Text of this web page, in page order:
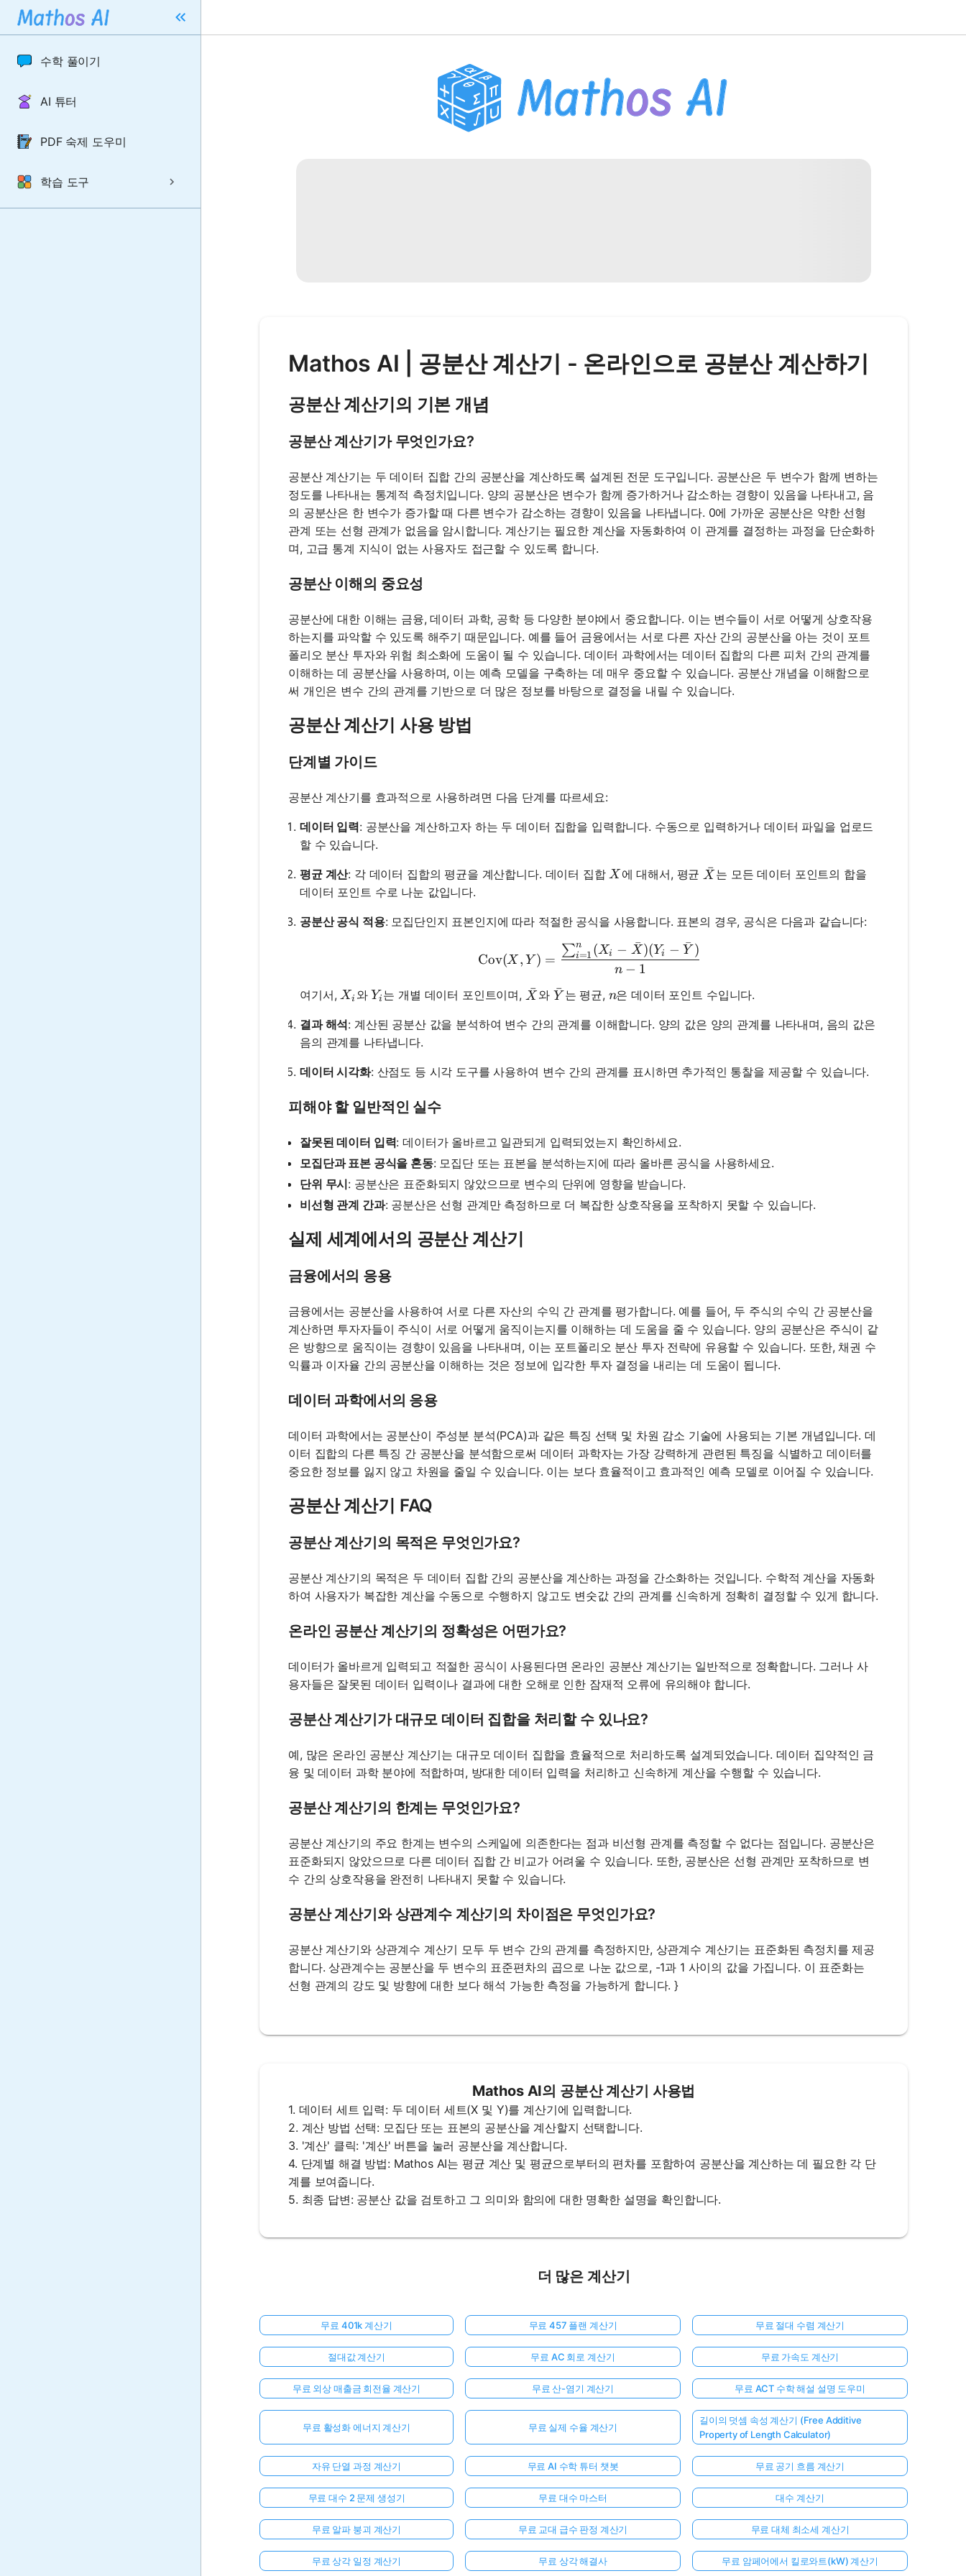
수학 풀이기
AI 튜터
PDF 숙제 도우미
학습 도구
Mathos AI | 공분산 계산기 - 온라인으로 공분산 계산하기
공분산 계산기의 기본 개념
공분산 계산기가 무엇인가요?
공분산 계산기는 두 데이터 집합 간의 공분산을 계산하도록 설계된 전문 도구입니다. 공분산은 두 변수가 함께 변하는
정도를 나타내는 통계적 측정치입니다. 양의 공분산은 변수가 함께 증가하거나 감소하는 경향이 있음을 나타내고, 음
의 공분산은 한 변수가 증가할 때 다른 변수가 감소하는 경향이 있음을 나타냅니다. 0에 가까운 공분산은 약한 선형
관계 또는 선형 관계가 없음을 암시합니다. 계산기는 필요한 계산을 자동화하여 이 관계를 결정하는 과정을 단순화하
며, 고급 통계 지식이 없는 사용자도 접근할 수 있도록 합니다.
공분산 이해의 중요성
공분산에 대한 이해는 금융, 데이터 과학, 공학 등 다양한 분야에서 중요합니다. 이는 변수들이 서로 어떻게 상호작용
하는지를 파악할 수 있도록 해주기 때문입니다. 예를 들어 금융에서는 서로 다른 자산 간의 공분산을 아는 것이 포트
폴리오 분산 투자와 위험 최소화에 도움이 될 수 있습니다. 데이터 과학에서는 데이터 집합의 다른 피처 간의 관계를
이해하는 데 공분산을 사용하며, 이는 예측 모델을 구축하는 데 매우 중요할 수 있습니다. 공분산 개념을 이해함으로
써 개인은 변수 간의 관계를 기반으로 더 많은 정보를 바탕으로 결정을 내릴 수 있습니다.
공분산 계산기 사용 방법
단계별 가이드
공분산 계산기를 효과적으로 사용하려면 다음 단계를 따르세요:
데이터 입력: 공분산을 계산하고자 하는 두 데이터 집합을 입력합니다. 수동으로 입력하거나 데이터 파일을 업로드
할 수 있습니다.
평균 계산: 각 데이터 집합의 평균을 계산합니다. 데이터 집합 X
X 에 대해서, 평균 \bar{X}
X
ˉ는 모든 데이터 포인트의 합을
데이터 포인트 수로 나눈 값입니다.
공분산 공식 적용: 모집단인지 표본인지에 따라 적절한 공식을 사용합니다. 표본의 경우, 공식은 다음과 같습니다:
\text{Cov}(X, Y) = \frac{\sum_{i=1}^{n} (X_i -
Cov(X , Y ) =
n − 1
∑i=1
n (Xi − X
ˉ)(Yi − Y
ˉ)
여기서, X_i
Xi 와Y_i
Yi 는 개별 데이터 포인트이며, \bar{X}
X
ˉ와 \bar{Y}
Y
ˉ 는 평균, n
n은 데이터 포인트 수입니다.
결과 해석: 계산된 공분산 값을 분석하여 변수 간의 관계를 이해합니다. 양의 값은 양의 관계를 나타내며, 음의 값은
음의 관계를 나타냅니다.
데이터 시각화: 산점도 등 시각 도구를 사용하여 변수 간의 관계를 표시하면 추가적인 통찰을 제공할 수 있습니다.
피해야 할 일반적인 실수
잘못된 데이터 입력: 데이터가 올바르고 일관되게 입력되었는지 확인하세요.
모집단과 표본 공식을 혼동: 모집단 또는 표본을 분석하는지에 따라 올바른 공식을 사용하세요.
단위 무시: 공분산은 표준화되지 않았으므로 변수의 단위에 영향을 받습니다.
비선형 관계 간과: 공분산은 선형 관계만 측정하므로 더 복잡한 상호작용을 포착하지 못할 수 있습니다.
실제 세계에서의 공분산 계산기
금융에서의 응용
금융에서는 공분산을 사용하여 서로 다른 자산의 수익 간 관계를 평가합니다. 예를 들어, 두 주식의 수익 간 공분산을
계산하면 투자자들이 주식이 서로 어떻게 움직이는지를 이해하는 데 도움을 줄 수 있습니다. 양의 공분산은 주식이 같
은 방향으로 움직이는 경향이 있음을 나타내며, 이는 포트폴리오 분산 투자 전략에 유용할 수 있습니다. 또한, 채권 수
익률과 이자율 간의 공분산을 이해하는 것은 정보에 입각한 투자 결정을 내리는 데 도움이 됩니다.
데이터 과학에서의 응용
데이터 과학에서는 공분산이 주성분 분석(PCA)과 같은 특징 선택 및 차원 감소 기술에 사용되는 기본 개념입니다. 데
이터 집합의 다른 특징 간 공분산을 분석함으로써 데이터 과학자는 가장 강력하게 관련된 특징을 식별하고 데이터를
중요한 정보를 잃지 않고 차원을 줄일 수 있습니다. 이는 보다 효율적이고 효과적인 예측 모델로 이어질 수 있습니다.
공분산 계산기 FAQ
공분산 계산기의 목적은 무엇인가요?
공분산 계산기의 목적은 두 데이터 집합 간의 공분산을 계산하는 과정을 간소화하는 것입니다. 수학적 계산을 자동화
하여 사용자가 복잡한 계산을 수동으로 수행하지 않고도 변숫값 간의 관계를 신속하게 정확히 결정할 수 있게 합니다.
온라인 공분산 계산기의 정확성은 어떤가요?
데이터가 올바르게 입력되고 적절한 공식이 사용된다면 온라인 공분산 계산기는 일반적으로 정확합니다. 그러나 사
용자들은 잘못된 데이터 입력이나 결과에 대한 오해로 인한 잠재적 오류에 유의해야 합니다.
공분산 계산기가 대규모 데이터 집합을 처리할 수 있나요?
예, 많은 온라인 공분산 계산기는 대규모 데이터 집합을 효율적으로 처리하도록 설계되었습니다. 데이터 집약적인 금
융 및 데이터 과학 분야에 적합하며, 방대한 데이터 입력을 처리하고 신속하게 계산을 수행할 수 있습니다.
공분산 계산기의 한계는 무엇인가요?
공분산 계산기의 주요 한계는 변수의 스케일에 의존한다는 점과 비선형 관계를 측정할 수 없다는 점입니다. 공분산은
표준화되지 않았으므로 다른 데이터 집합 간 비교가 어려울 수 있습니다. 또한, 공분산은 선형 관계만 포착하므로 변
수 간의 상호작용을 완전히 나타내지 못할 수 있습니다.
공분산 계산기와 상관계수 계산기의 차이점은 무엇인가요?
공분산 계산기와 상관계수 계산기 모두 두 변수 간의 관계를 측정하지만, 상관계수 계산기는 표준화된 측정치를 제공
합니다. 상관계수는 공분산을 두 변수의 표준편차의 곱으로 나눈 값으로, -1과 1 사이의 값을 가집니다. 이 표준화는
선형 관계의 강도 및 방향에 대한 보다 해석 가능한 측정을 가능하게 합니다. }
Mathos AI의 공분산 계산기 사용법
1. 데이터 세트 입력: 두 데이터 세트(X 및 Y)를 계산기에 입력합니다.
2. 계산 방법 선택: 모집단 또는 표본의 공분산을 계산할지 선택합니다.
3. '계산' 클릭: '계산' 버튼을 눌러 공분산을 계산합니다.
4. 단계별 해결 방법: Mathos AI는 평균 계산 및 평균으로부터의 편차를 포함하여 공분산을 계산하는 데 필요한 각 단
계를 보여줍니다.
5. 최종 답변: 공분산 값을 검토하고 그 의미와 함의에 대한 명확한 설명을 확인합니다.
더 많은 계산기
무료 401k 계산기 무료 457 플랜 계산기 무료 절대 수렴 계산기
절대값 계산기 무료 AC 회로 계산기 무료 가속도 계산기
무료 외상 매출금 회전율 계산기 무료 산-염기 계산기 무료 ACT 수학 해설 설명 도우미
무료 활성화 에너지 계산기 무료 실제 수율 계산기
길이의 덧셈 속성 계산기 (Free Additive
Property of Length Calculator)
자유 단열 과정 계산기 무료 AI 수학 튜터 챗봇 무료 공기 흐름 계산기
무료 대수 2 문제 생성기 무료 대수 마스터 대수 계산기
무료 알파 붕괴 계산기 무료 교대 급수 판정 계산기 무료 대체 최소세 계산기
무료 상각 일정 계산기 무료 상각 해결사 무료 암페어에서 킬로와트(kW) 계산기